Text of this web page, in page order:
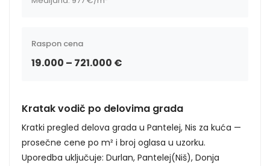
Raspon cena
19.000 – 721.000 €
Kratak vodič po delovima grada
Kratki pregled delova grada u Pantelej, Nis za kuća —
prosečne cene po m² i broj oglasa u uzorku.
Uporedba uključuje: Durlan, Pantelej(Niš), Donja